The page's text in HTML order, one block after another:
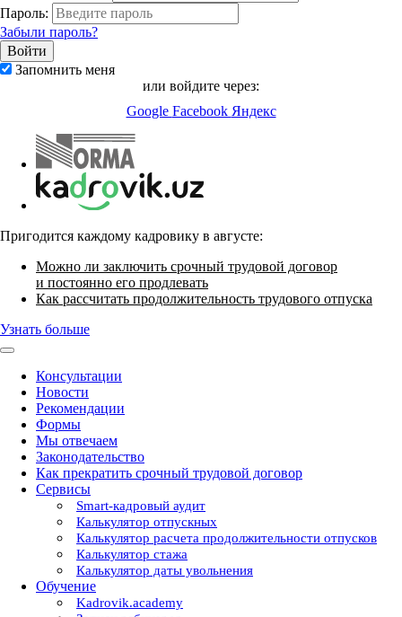
Пароль:
Забыли пароль?
Запомнить меня
или войдите через:
Google Facebook Яндекс
Пригодится каждому кадровику в августе:
Можно ли заключить срочный трудовой договор
и постоянно его продлевать
Как рассчитать продолжительность трудового отпуска
Узнать больше
Консультации
Новости
Рекомендации
Формы
Мы отвечаем
Законодательство
Как прекратить срочный трудовой договор
Сервисы
Smart-кадровый аудит
Калькулятор отпускных
Калькулятор расчета продолжительности отпусков
Калькулятор стажа
Калькулятор даты увольнения
Обучение
Kadrovik.academy